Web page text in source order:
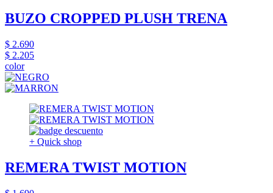
BUZO CROPPED PLUSH TRENA
$ 2.690
$ 2.205
color
+ Quick shop
REMERA TWIST MOTION